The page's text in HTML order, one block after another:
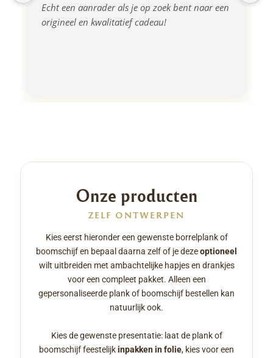
Echt een aanrader als je op zoek bent naar een
origineel en kwalitatief cadeau!
Onze producten
ZELF ONTWERPEN
Kies eerst hieronder een gewenste borrelplank of
boomschijf en bepaal daarna zelf of je dezeoptioneel
wilt uitbreiden met ambachtelijke hapjes en drankjes
voor een compleet pakket. Alleen een
gepersonaliseerde plank of boomschijf bestellen kan
natuurlijk ook.
Kies de gewenste presentatie: laat de plank of
boomschijf feestelijkinpakken in folie, kies voor een